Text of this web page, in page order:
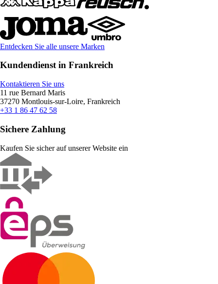
Entdecken Sie alle unsere Marken
Kundendienst in Frankreich
Kontaktieren Sie uns
11 rue Bernard Maris
37270 Montlouis-sur-Loire, Frankreich
+33 1 86 47 62 58
Sichere Zahlung
Kaufen Sie sicher auf unserer Website ein